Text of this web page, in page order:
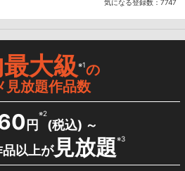
気になる登録数： 7747
最大級※1の
見放題作品数
円
※2
(税込) ～
以上が見放題※3